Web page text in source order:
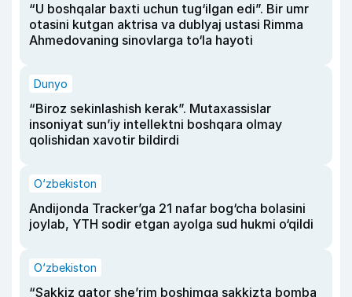
“U boshqalar baxti uchun tug‘ilgan edi”. Bir umr
otasini kutgan aktrisa va dublyaj ustasi Rimma
Ahmedovaning sinovlarga to‘la hayoti
Dunyo
“Biroz sekinlashish kerak”. Mutaxassislar
insoniyat sun’iy intellektni boshqara olmay
qolishidan xavotir bildirdi
O‘zbekiston
Andijonda Tracker’ga 21 nafar bog‘cha bolasini
joylab, YTH sodir etgan ayolga sud hukmi o‘qildi
O‘zbekiston
“Sakkiz qator she’rim boshimga sakkizta bomba